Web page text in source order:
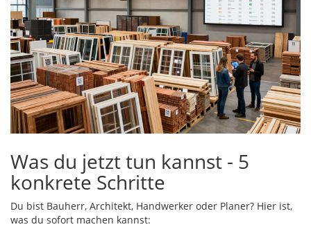
Was du jetzt tun kannst - 5
konkrete Schritte
Du bist Bauherr, Architekt, Handwerker oder Planer? Hier ist,
was du sofort machen kannst: